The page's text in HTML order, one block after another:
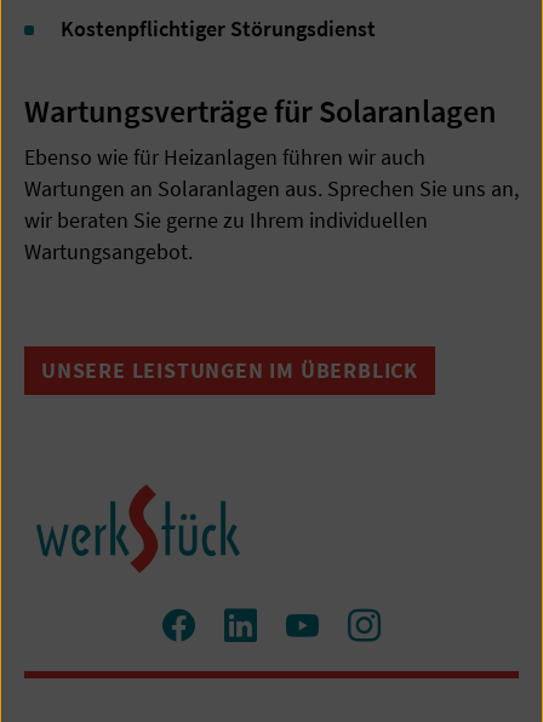
Kostenpflichtiger Störungsdienst
Wartungsverträge für Solaranlagen
Ebenso wie für Heizanlagen führen wir auch
Wartungen an Solaranlagen aus. Sprechen Sie uns an,
wir beraten Sie gerne zu Ihrem individuellen
Wartungsangebot.
UNSERE LEISTUNGEN IM ÜBERBLICK
Zum
Facebook
Zum
LinkedIn
Zum
YouTube
Zum
Instagram